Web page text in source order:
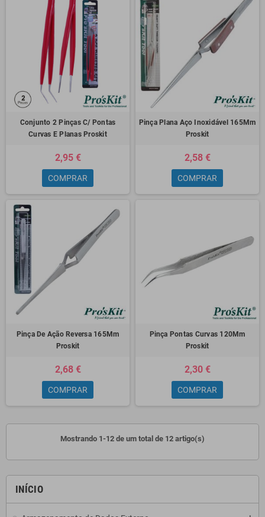
INÍCIO
Conjunto 2 Pinças C/ Pontas
Curvas E Planas Proskit
2,95 €
COMPRAR
Pinça Plana Aço Inoxidável 165Mm
Proskit
2,58 €
COMPRAR
Pinça De Ação Reversa 165Mm
Proskit
2,68 €
COMPRAR
Pinça Pontas Curvas 120Mm
Proskit
2,30 €
COMPRAR
Mostrando 1-12 de um total de 12 artigo(s)